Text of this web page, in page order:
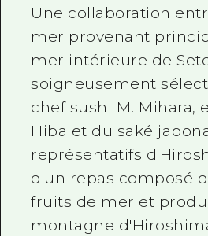
Une collaboration
mer provenant
mer intérieure de
soigneusement
chef sushi M.
Hiba et du saké
représentatifs
d'un repas composé
fruits de mer et
montagne